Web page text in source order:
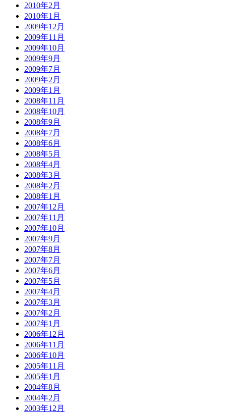
2010年2月
2010年1月
2009年12月
2009年11月
2009年10月
2009年9月
2009年7月
2009年2月
2009年1月
2008年11月
2008年10月
2008年9月
2008年7月
2008年6月
2008年5月
2008年4月
2008年3月
2008年2月
2008年1月
2007年12月
2007年11月
2007年10月
2007年9月
2007年8月
2007年7月
2007年6月
2007年5月
2007年4月
2007年3月
2007年2月
2007年1月
2006年12月
2006年11月
2006年10月
2005年11月
2005年1月
2004年8月
2004年2月
2003年12月